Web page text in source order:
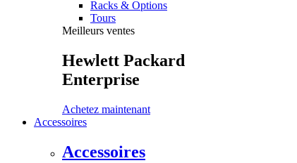
Racks & Options
Tours
Meilleurs ventes
Hewlett Packard
Enterprise
Achetez maintenant
Accessoires
Accessoires